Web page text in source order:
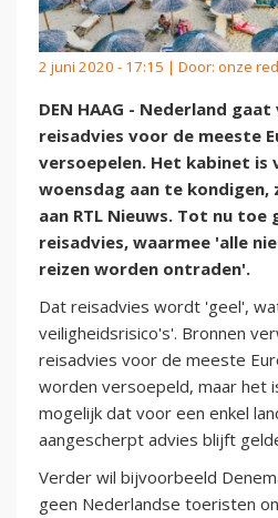
2 juni 2020 - 17:15 | Door: onze
DEN HAAG - Nederland
reisadvies voor de meeste
versoepelen. Het kabinet is
woensdag aan te kondigen,
aan RTL Nieuws. Tot nu
reisadvies, waarmee 'alle
reizen worden ontraden'.
Dat reisadvies wordt 'geel',
veiligheidsrisico's'. Bronnen
reisadvies voor de meeste
worden versoepeld, maar het
mogelijk dat voor een enkel
aangescherpt advies blijft
Verder wil bijvoorbeeld
geen Nederlandse toeristen